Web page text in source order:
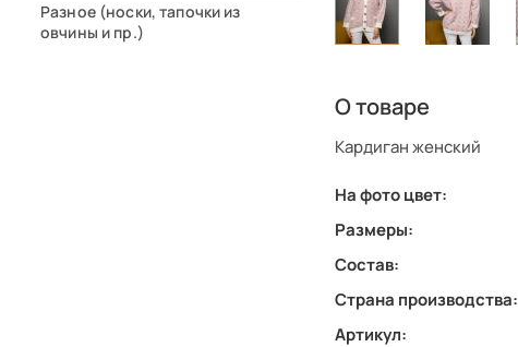
Разное (носки, тапочки из
овчины и пр.)
О товаре
Кардиган женский
На фото цвет:
Размеры:
Состав:
Страна производства:
Артикул: